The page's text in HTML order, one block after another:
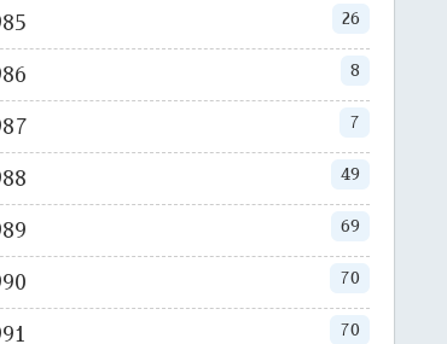
26
8
7
49
69
70
70